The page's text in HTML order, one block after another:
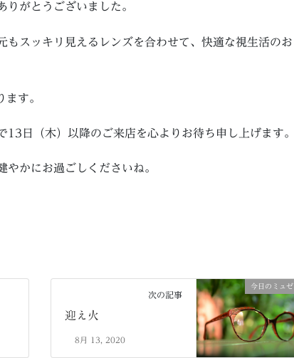
がとうございました。
もスッキリ見えるレンズを合わせて、快適な視生活のお
す。
日（木）以降のご来店を心よりお待ち申し上げます。
かにお過ごしくださいね。
今日のミュゼ
次の記事
迎え火
8月 13, 2020